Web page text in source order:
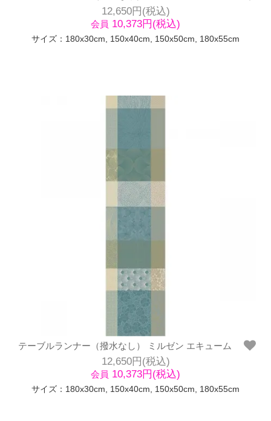
12,650円(税込)
会員 10,373円(税込)
サイズ：180x30cm, 150x40cm, 150x50cm, 180x55cm
テーブルランナー（撥水なし） ミルゼン エキューム
12,650円(税込)
会員 10,373円(税込)
サイズ：180x30cm, 150x40cm, 150x50cm, 180x55cm